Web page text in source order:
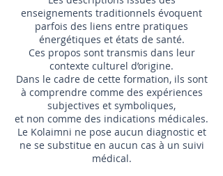
enseignements traditionnels évoquent
parfois des liens entre pratiques
énergétiques et états de santé.
Ces propos sont transmis dans leur
contexte culturel d’origine.
Dans le cadre de cette formation, ils sont
à comprendre comme des expériences
subjectives et symboliques,
et non comme des indications médicales.
Le Kolaimni ne pose aucun diagnostic et
ne se substitue en aucun cas à un suivi
médical.